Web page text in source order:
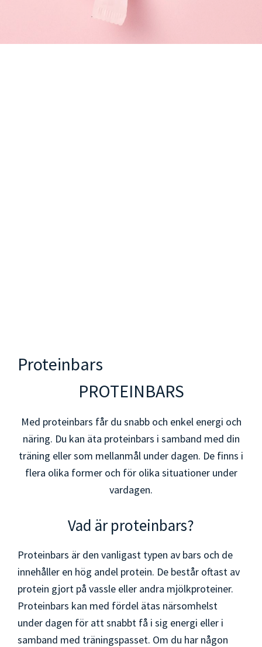
Proteinbars
PROTEINBARS
Med proteinbars får du snabb och enkel energi och
näring. Du kan äta proteinbars i samband med din
träning eller som mellanmål under dagen. De finns i
flera olika former och för olika situationer under
vardagen.
Vad är proteinbars?
Proteinbars är den vanligast typen av bars och de
innehåller en hög andel protein. De består oftast av
protein gjort på vassle eller andra mjölkproteiner.
Proteinbars kan med fördel ätas närsomhelst
under dagen för att snabbt få i sig energi eller i
samband med träningspasset. Om du har någon